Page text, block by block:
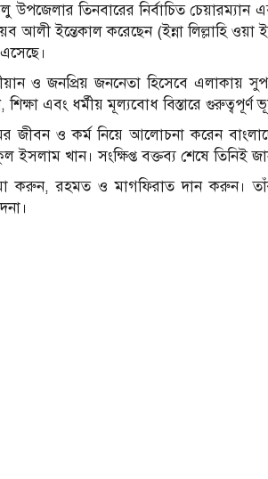
উপজেলার তিনবারের নির্বাচিত চেয়ারম্যান
আলী ইন্তেকাল করেছেন (ইন্না লিল্লাহি ওয়া
ও জনপ্রিয় জননেতা হিসেবে এলাকায়
শিক্ষা এবং ধর্মীয় মূল্যবোধ বিস্তারে গুরুত্বপূর্ণ
জীবন ও কর্ম নিয়ে আলোচনা করেন
ইসলাম খান। সংক্ষিপ্ত বক্তব্য শেষে তিনিই
করুন, রহমত ও মাগফিরাত দান করুন।